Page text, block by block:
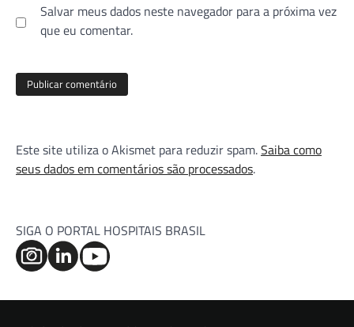
Salvar meus dados neste navegador para a próxima vez
que eu comentar.
Este site utiliza o Akismet para reduzir spam.Saiba como
seus dados em comentários são processados.
SIGA O PORTAL HOSPITAIS BRASIL